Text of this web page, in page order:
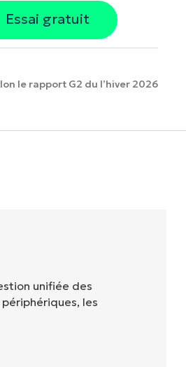
Essai gratuit
le rapport G2 du l’hiver 2026
unifiée des
les